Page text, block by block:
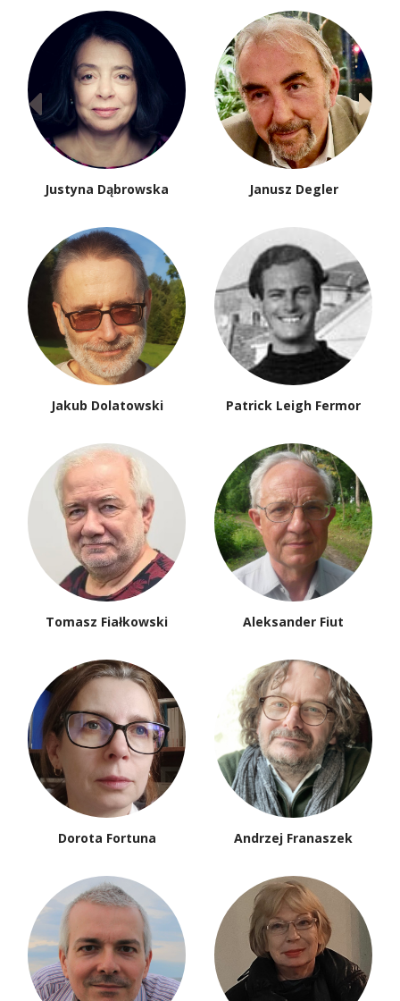
Justyna Dąbrowska Janusz Degler
Jakub Dolatowski Patrick Leigh Fermor
Tomasz Fiałkowski Aleksander Fiut
Dorota Fortuna Andrzej Franaszek